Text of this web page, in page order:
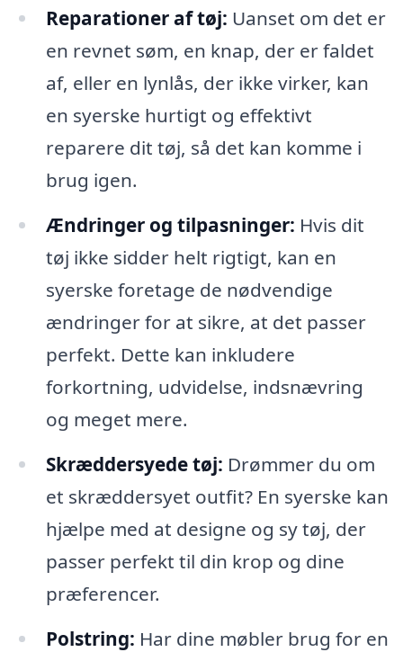
Reparationer af tøj: Uanset om det er
en revnet søm, en knap, der er faldet
af, eller en lynlås, der ikke virker, kan
en syerske hurtigt og effektivt
reparere dit tøj, så det kan komme i
brug igen.
Ændringer og tilpasninger: Hvis dit
tøj ikke sidder helt rigtigt, kan en
syerske foretage de nødvendige
ændringer for at sikre, at det passer
perfekt. Dette kan inkludere
forkortning, udvidelse, indsnævring
og meget mere.
Skræddersyede tøj: Drømmer du om
et skræddersyet outfit? En syerske kan
hjælpe med at designe og sy tøj, der
passer perfekt til din krop og dine
præferencer.
Polstring: Har dine møbler brug for en